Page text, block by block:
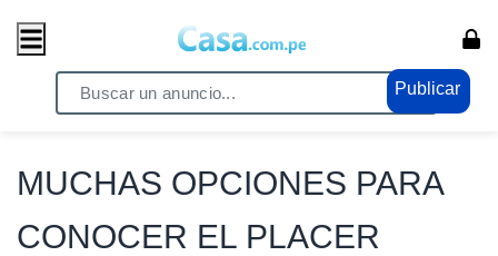
Publicar
/ Cosas del Hogar / Hogar
MUCHAS OPCIONES PARA
CONOCER EL PLACER